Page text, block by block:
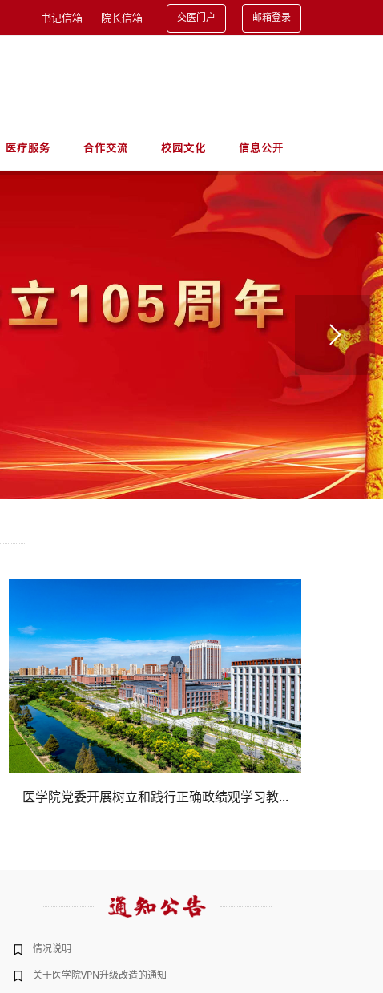
书记信箱 院长信箱 交医门户 邮箱登录
医疗服务 合作交流 校园文化 信息公开
市委第三巡视组巡视上海交通大学医学院党委...
11位交医人荣获2026“上海医务工匠”称号
医学院党委开展树立和践行正确政绩观学习教...
情况说明
关于医学院VPN升级改造的通知
22
时间：2026-5-22（周五）上午11:15-12:15
2026年云南省西双版纳州医务人员能力提升培训班顺利举...
2026年云南省德宏州卫生管理人员职业能力提升培训班顺...